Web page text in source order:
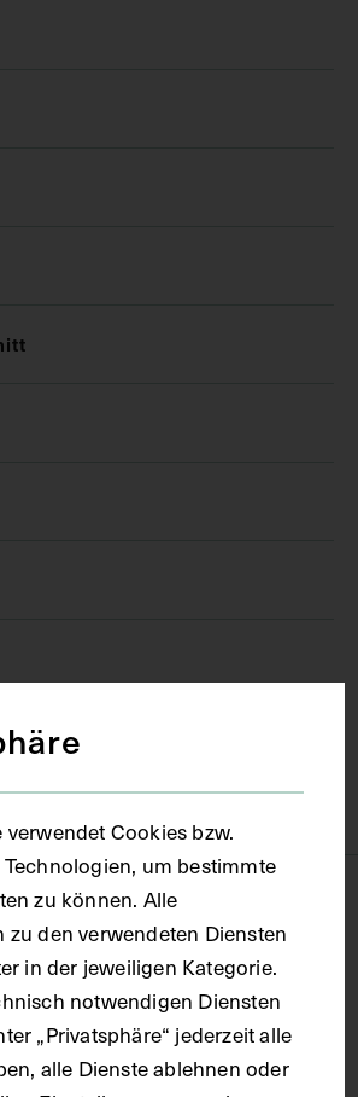
verwendet Cookies bzw.
um bestimmte
zu können. Alle
den verwendeten Diensten
in der jeweiligen Kategorie.
notwendigen Diensten
„Privatsphäre“ jederzeit alle
alle Dienste ablehnen oder